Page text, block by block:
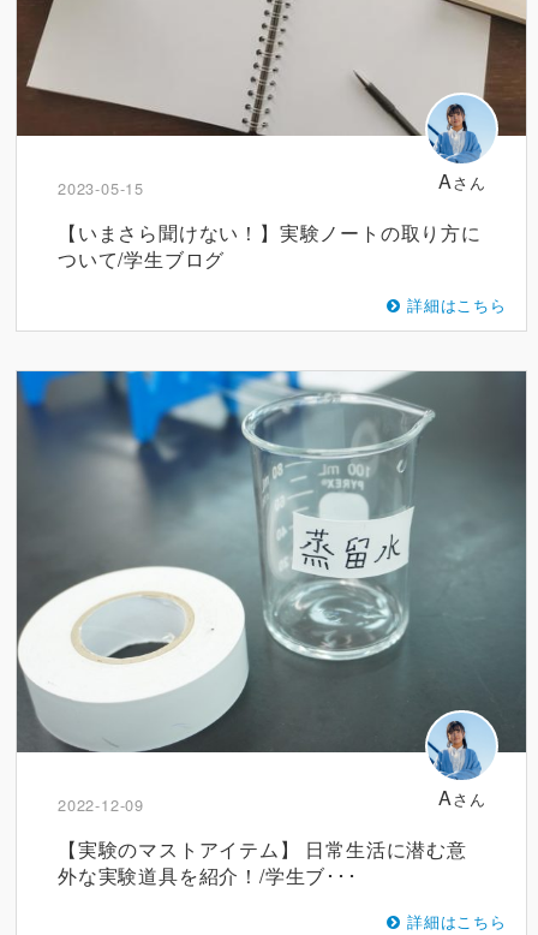
Aさん
2023-05-15
【いまさら聞けない！】実験ノートの取り方に
ついて/学生ブログ
詳細はこちら
Aさん
2022-12-09
【実験のマストアイテム】 日常生活に潜む意
外な実験道具を紹介！/学生ブ･･･
詳細はこちら